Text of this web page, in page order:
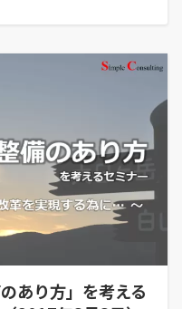
あり方」を考える